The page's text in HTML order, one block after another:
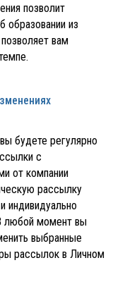
позволит
образовании из
вам
будете регулярно
с
от компании
рассылку
индивидуально
любой момент вы
выбранные
рассылок в Личном